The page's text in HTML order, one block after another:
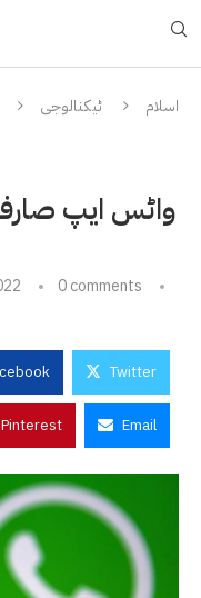
اسلام ٹیکنالوجی
واٹس ایپ
0 comments
Twitter
Pinterest Email